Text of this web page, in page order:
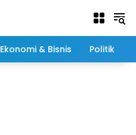
Ekonomi & Bisnis Politik